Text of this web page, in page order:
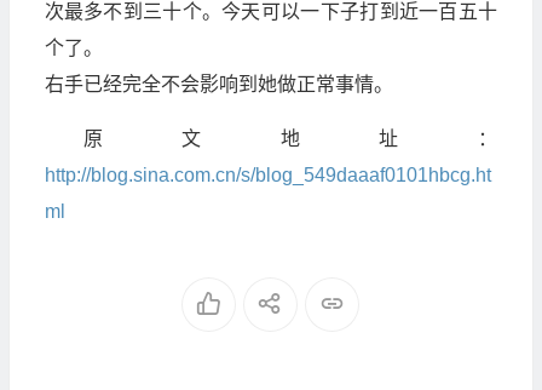
次最多不到三十个。今天可以一下子打到近一百五十
个了。
右手已经完全不会影响到她做正常事情。
原文地址：
http://blog.sina.com.cn/s/blog_549daaaf0101hbcg.ht
ml